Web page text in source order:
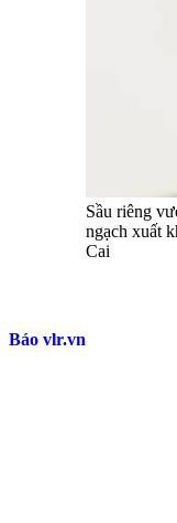
Sầu riêng
ngạch xuất
Cai
Báo vlr.vn